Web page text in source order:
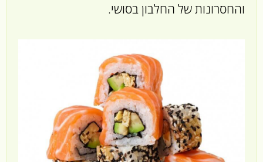
והחסרונות של החלבון בסושי.